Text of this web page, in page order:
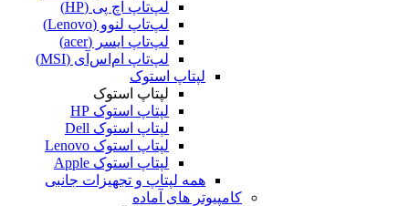
لپ‌تاپ اچ پی (HP)
لپ‌تاپ لنوو (Lenovo)
لپ‌تاپ ایسر (acer)
لپ‌تاپ ام‌اس‌آی (MSI)
لپتاپ استوک
لپتاپ استوک
لپتاپ استوک HP
لپتاپ استوک Dell
لپتاپ استوک Lenovo
لپتاپ استوک Apple
همه لپتاپ و تجهیزات جانبی
کامپیوتر های آماده